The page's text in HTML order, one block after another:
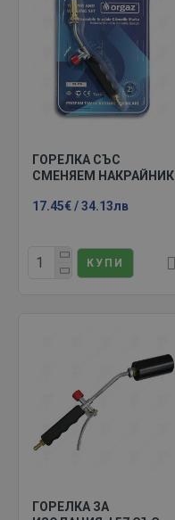
ГОРЕЛКА СЪС
СМЕНЯЕМ НАКРАЙНИК
17.45€ / 34.13лв
КУПИ
ГОРЕЛКА ЗА